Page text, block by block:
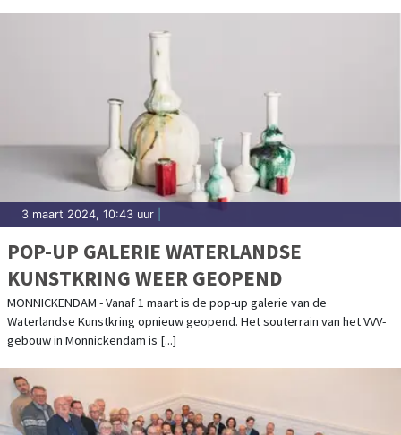
3 maart 2024, 10:43 uur
POP-UP GALERIE WATERLANDSE
KUNSTKRING WEER GEOPEND
MONNICKENDAM - Vanaf 1 maart is de pop-up galerie van de
Waterlandse Kunstkring opnieuw geopend. Het souterrain van het VVV-
gebouw in Monnickendam is [...]